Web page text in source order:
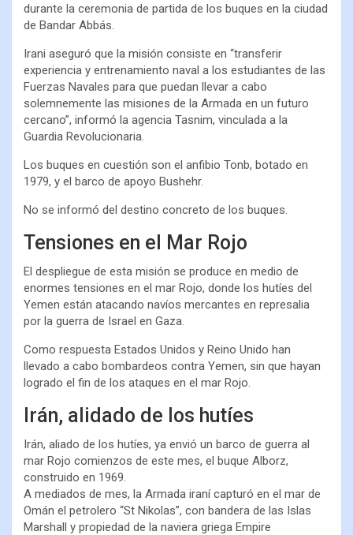
durante la ceremonia de partida de los buques en la ciudad
de Bandar Abbás.
Irani aseguró que la misión consiste en “transferir
experiencia y entrenamiento naval a los estudiantes de las
Fuerzas Navales para que puedan llevar a cabo
solemnemente las misiones de la Armada en un futuro
cercano”, informó la agencia Tasnim, vinculada a la
Guardia Revolucionaria.
Los buques en cuestión son el anfibio Tonb, botado en
1979, y el barco de apoyo Bushehr.
No se informó del destino concreto de los buques.
Tensiones en el Mar Rojo
El despliegue de esta misión se produce en medio de
enormes tensiones en el mar Rojo, donde los hutíes del
Yemen están atacando navíos mercantes en represalia
por la guerra de Israel en Gaza.
Como respuesta Estados Unidos y Reino Unido han
llevado a cabo bombardeos contra Yemen, sin que hayan
logrado el fin de los ataques en el mar Rojo.
Irán, alidado de los hutíes
Irán, aliado de los hutíes, ya envió un barco de guerra al
mar Rojo comienzos de este mes, el buque Alborz,
construido en 1969.
A mediados de mes, la Armada iraní capturó en el mar de
Omán el petrolero “St Nikolas”, con bandera de las Islas
Marshall y propiedad de la naviera griega Empire